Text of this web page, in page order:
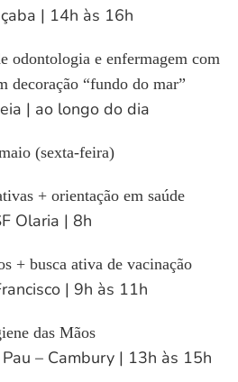
| 14h às 16h
odontologia e enfermagem com
decoração “fundo do mar”
| ao longo do dia
(sexta-feira)
+ orientação em saúde
Olaria | 8h
+ busca ativa de vacinação
| 9h às 11h
das Mãos
– Cambury | 13h às 15h